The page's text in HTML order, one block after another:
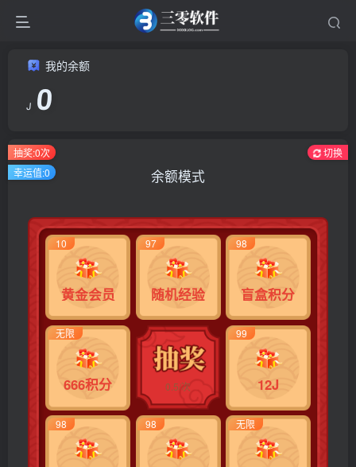
我的余额
J 0
抽奖:0次
幸运值:0
切换
余额模式
10
黄金会员
97
随机经验
98
盲盒积分
99
12J
无限
98
98
无限
666积分 0.5/次